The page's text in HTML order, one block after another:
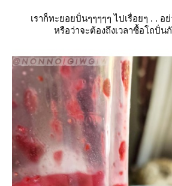
เราก็ทะยอยปั่นๆๆๆๆๆ ไปเรื่อยๆ . . อ
หรือว่าจะต้องถึงเวลาซื้อโถปั่น